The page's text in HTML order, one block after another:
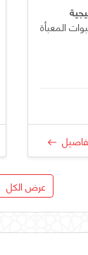
المعبأة
عرض الكل